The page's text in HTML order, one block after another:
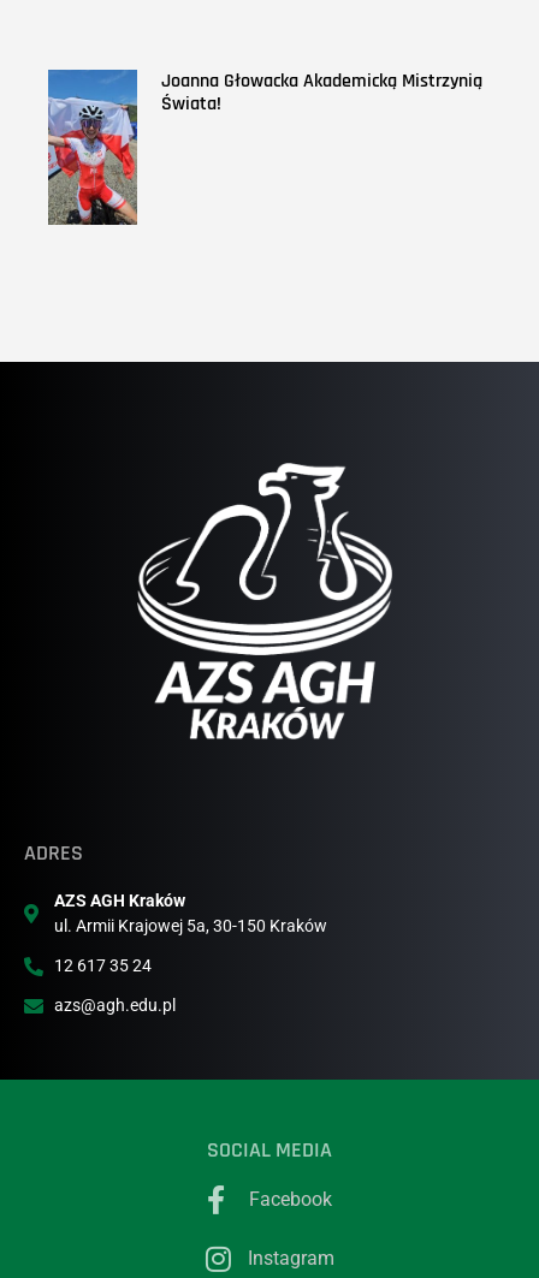
Joanna Głowacka Akademicką Mistrzynią
Świata!
ADRES
AZS AGH Kraków
ul. Armii Krajowej 5a, 30-150 Kraków
12 617 35 24
azs@agh.edu.pl
SOCIAL MEDIA
Facebook
Instagram